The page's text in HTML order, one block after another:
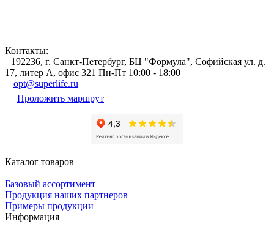
Контакты:
192236, г. Санкт-Петербург, БЦ "Формула", Софийская ул. д.
17, литер А, офис 321 Пн-Пт 10:00 - 18:00
opt@superlife.ru
Проложить маршрут
Каталог товаров
Базовый ассортимент
Продукция наших партнеров
Примеры продукции
Информация